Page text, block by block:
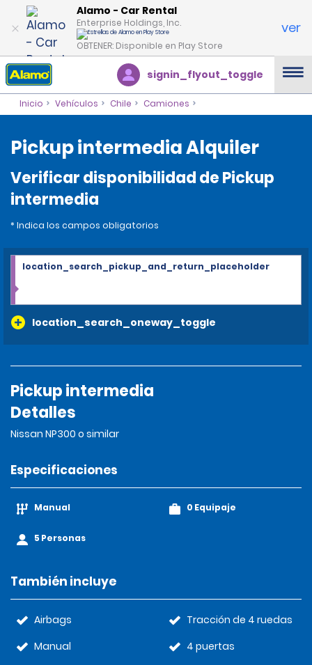
Alamo - Car Rental
Enterprise Holdings, Inc.
OBTENER: Disponible en Play Store
ver
signin_flyout_toggle
Inicio Vehículos Chile Camiones
Pickup intermedia Alquiler
Verificar disponibilidad de Pickup
intermedia
* Indica los campos obligatorios
location_search_oneway_toggle
location_search_pickup_and_return_placeholder
Pickup intermedia
Detalles
Nissan NP300 o similar
Especificaciones
Manual
5 Personas
0 Equipaje
También incluye
Airbags
Manual
Tracción de 4 ruedas
4 puertas